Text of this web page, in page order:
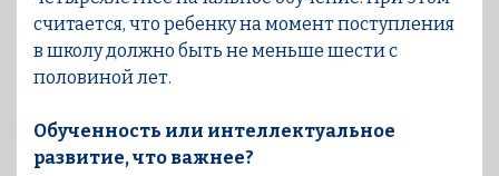
считается, что ребенку на момент поступления
в школу должно быть не меньше шести с
половиной лет.
Обученность или интеллектуальное
развитие, что важнее?